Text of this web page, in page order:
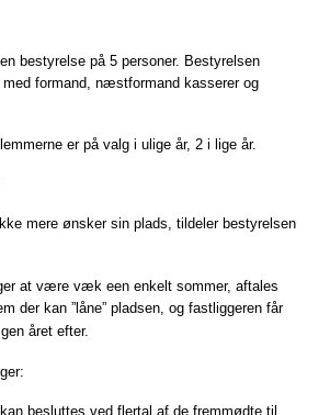
bestyrelse på 5 personer. Bestyrelsen
formand, næstformand kasserer og
er på valg i ulige år, 2 i lige år.
mere ønsker sin plads, tildeler bestyrelsen
at være væk een enkelt sommer, aftales
der kan ”låne” pladsen, og fastliggeren får
året efter.
besluttes ved flertal af de fremmødte til